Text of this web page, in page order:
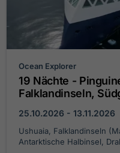
Ocean Explorer
19 Nächte -
25.10.2026 - 13.11.2026
Ushuaia, Falklandinseln
Antarktische Halbinsel,